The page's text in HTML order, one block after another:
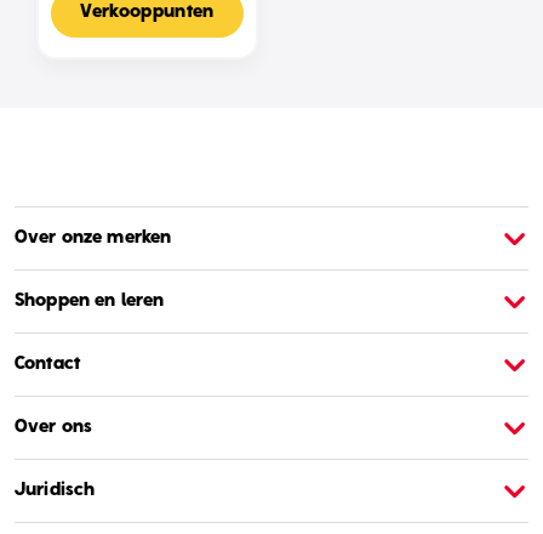
Nederlandse Editie
Verkooppunten
Over onze merken
Shoppen en leren
Contact
Over ons
Juridisch